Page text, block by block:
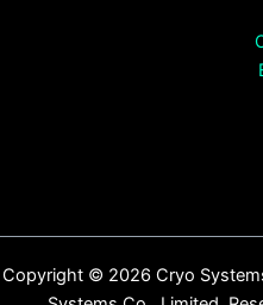
Copyright © 2026 Cryo